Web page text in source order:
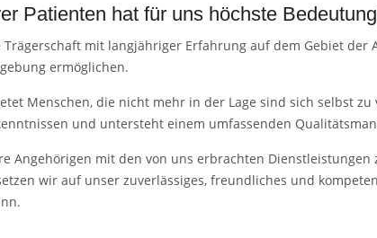
Patienten hat für uns höchste
mit langjähriger Erfahrung auf dem Gebiet
ermöglichen.
Menschen, die nicht mehr in der Lage sind sich selbst
und untersteht einem umfassenden
Angehörigen mit den von uns erbrachten
wir auf unser zuverlässiges, freundliches und